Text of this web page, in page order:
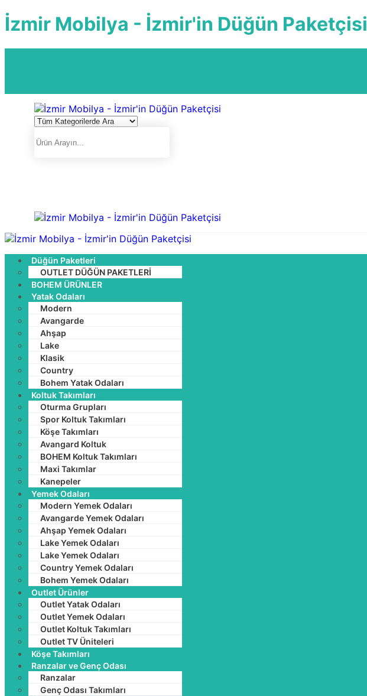
İzmir Mobilya - İzmir'in Düğün Paketçisi
Düğün Paketleri
OUTLET DÜĞÜN PAKETLERİ
BOHEM ÜRÜNLER
Yatak Odaları
Modern
Avangarde
Ahşap
Lake
Klasik
Country
Bohem Yatak Odaları
Koltuk Takımları
Oturma Grupları
Spor Koltuk Takımları
Köşe Takımları
Avangard Koltuk
BOHEM Koltuk Takımları
Maxi Takımlar
Kanepeler
Yemek Odaları
Modern Yemek Odaları
Avangarde Yemek Odaları
Ahşap Yemek Odaları
Lake Yemek Odaları
Lake Yemek Odaları
Country Yemek Odaları
Bohem Yemek Odaları
Outlet Ürünler
Outlet Yatak Odaları
Outlet Yemek Odaları
Outlet Koltuk Takımları
Outlet TV Üniteleri
Köşe Takımları
Ranzalar ve Genç Odası
Ranzalar
Genç Odası Takımları